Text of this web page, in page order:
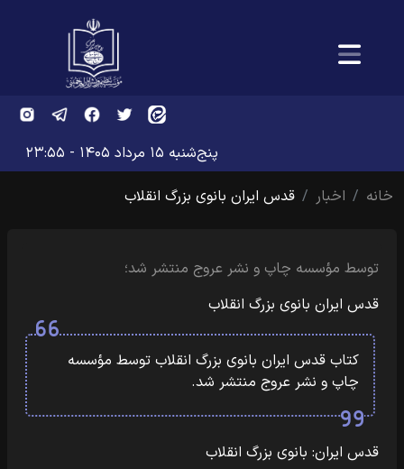
پنج‌شنبه ۱۵ مرداد ۱۴۰۵ - ۲۳:۵۵
خانه
اخبار قدس ایران بانوی بزرگ انقلاب
توسط مؤسسه چاپ و نشر عروج منتشر شد؛
قدس ایران بانوی بزرگ انقلاب
کتاب قدس ایران بانوی بزرگ انقلاب توسط مؤسسه
چاپ و نشر عروج منتشر شد.
قدس ایران: بانوی بزرگ انقلاب